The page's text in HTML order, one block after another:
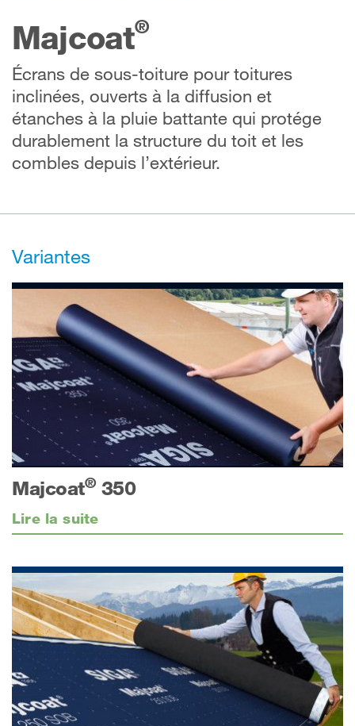
Majcoat®
Écrans de sous-toiture pour toitures
inclinées, ouverts à la diffusion et
étanches à la pluie battante qui protége
durablement la structure du toit et les
combles depuis l’extérieur.
Variantes
Majcoat®350
Lire la suite